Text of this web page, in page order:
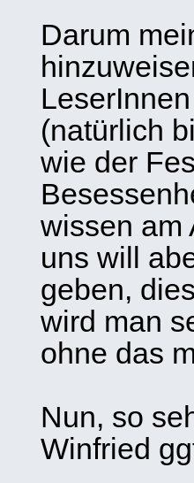
Darum
(natürlich
wie der
wissen am
uns will
geben,
wird man
ohne das
Nun, so
Winfried